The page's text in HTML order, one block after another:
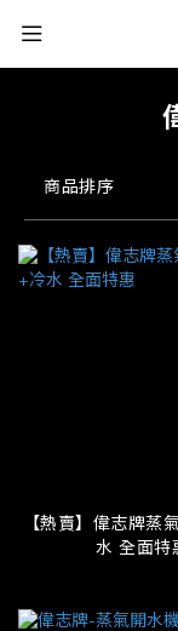
商品排序
【熱賣】偉志牌蒸
水 全面